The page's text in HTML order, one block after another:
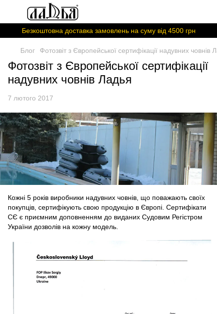
Безкоштовна доставка замовлень на суму вiд 4500 грн
Блог Фотозвіт з Європейської сертифікації надувних човнів
Фотозвіт з Європейської сертифікації
надувних човнів Ладья
7 лютого 2017
Кожні 5 років виробники надувних човнів, що поважають своїх
покупців, сертифікують свою продукцію в Європі. Сертифікати
СЄ є приємним доповненням до виданих Судовим Регістром
України дозволів на кожну модель.